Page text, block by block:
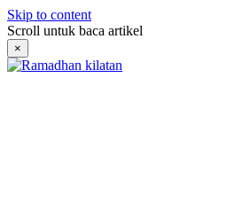
Skip to content
Scroll untuk baca artikel
×